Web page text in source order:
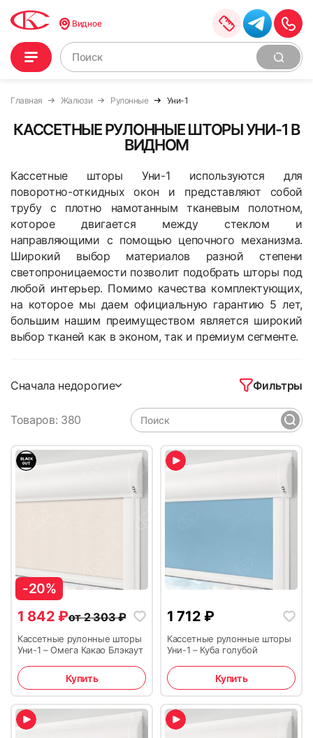
Видное
Главная Жалюзи Рулонные Уни-1
КАССЕТНЫЕ РУЛОННЫЕ ШТОРЫ УНИ-1 В
ВИДНОМ
Кассетные шторы Уни-1 используются для
поворотно-откидных окон и представляют собой
трубу с плотно намотанным тканевым полотном,
которое двигается между стеклом и
направляющими с помощью цепочного механизма.
Широкий выбор материалов разной степени
светопроницаемости позволит подобрать шторы под
любой интерьер. Помимо качества комплектующих,
на которое мы даем официальную гарантию 5 лет,
большим нашим преимуществом является широкий
выбор тканей как в эконом, так и премиум сегменте.
Сначала недорогие Фильтры
Товаров: 380
-20%
1 842 ₽от2 303₽
Кассетные рулонные шторы
Уни-1 – Омега Какао Блэкаут
Купить
1 712 ₽
Кассетные рулонные шторы
Уни-1 – Куба голубой
Купить